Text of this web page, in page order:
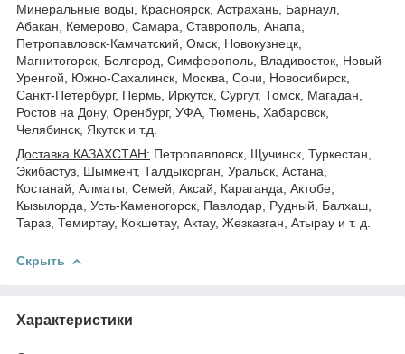
Минеральные воды, Красноярск, Астрахань, Барнаул,
Абакан, Кемерово, Самара, Ставрополь, Анапа,
Петропавловск-Камчатский, Омск, Новокузнецк,
Магнитогорск, Белгород, Симферополь, Владивосток, Новый
Уренгой, Южно-Сахалинск, Москва, Сочи, Новосибирск,
Санкт-Петербург, Пермь, Иркутск, Сургут, Томск, Магадан,
Ростов на Дону, Оренбург, УФА, Тюмень, Хабаровск,
Челябинск, Якутск и т.д.
Доставка КАЗАХСТАН: Петропавловск, Щучинск, Туркестан,
Экибастуз, Шымкент, Талдыкорган, Уральск, Астана,
Костанай, Алматы, Семей, Аксай, Караганда, Актобе,
Кызылорда, Усть-Каменогорск, Павлодар, Рудный, Балхаш,
Тараз, Темиртау, Кокшетау, Актау, Жезказган, Атырау и т. д.
Скрыть
Характеристики